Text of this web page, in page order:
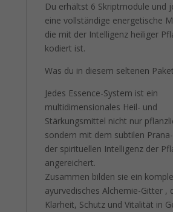
Du erhältst 6 Skriptmodule und
eine vollständige energetische
die mit der Intelligenz heiliger
kodiert ist.
Was du in diesem seltenen
Jedes Essence-System ist ein
multidimensionales Heil- und
Stärkungsmittel nicht nur
sondern mit dem subtilen
der spirituellen Intelligenz der
angereichert.
Zusammen bilden sie ein
ayurvedisches Alchemie-Gitter ,
Klarheit, Schutz und Vitalität in